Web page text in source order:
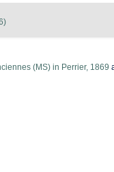
(MS) in Perrier, 1869